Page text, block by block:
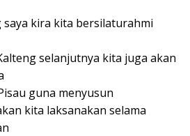
saya kira kita bersilaturahmi
selanjutnya kita juga akan
guna menyusun
kita laksanakan selama